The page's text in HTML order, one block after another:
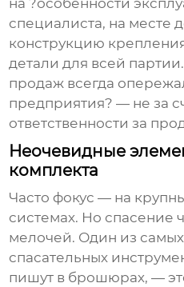
на ?особенности
специалиста, на месте
конструкцию
детали для всей
продаж всегда
предприятия? — не за
ответственности за
Неочевидные
комплекта
Часто фокус — на
системах. Но спасение
мелочей. Один из
спасательных
пишут в брошюрах, —